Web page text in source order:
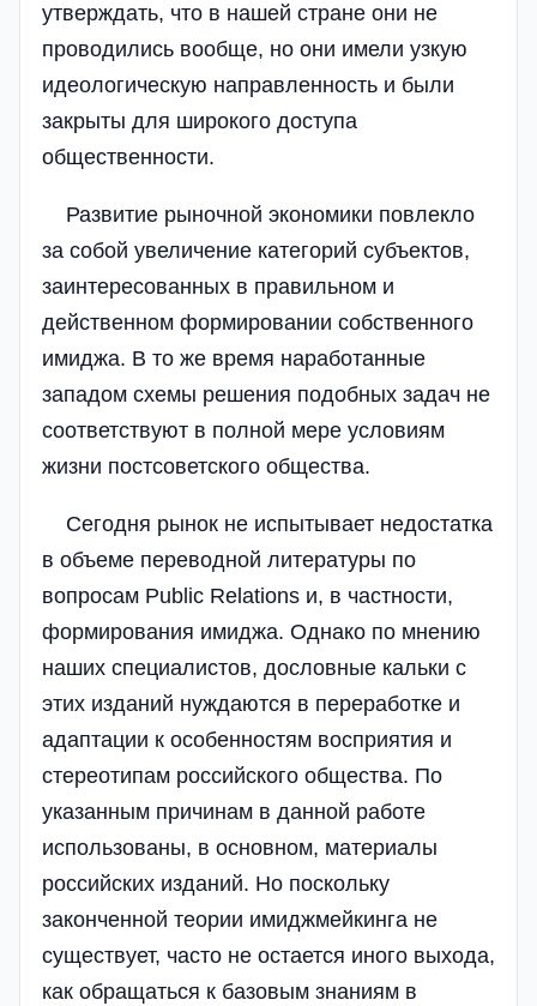
утверждать, что в нашей стране они не
проводились вообще, но они имели узкую
идеологическую направленность и были
закрыты для широкого доступа
общественности.
Развитие рыночной экономики повлекло
за собой увеличение категорий субъектов,
заинтересованных в правильном и
действенном формировании собственного
имиджа. В то же время наработанные
западом схемы решения подобных задач не
соответствуют в полной мере условиям
жизни постсоветского общества.
Сегодня рынок не испытывает недостатка
в объеме переводной литературы по
вопросам Public Relations и, в частности,
формирования имиджа. Однако по мнению
наших специалистов, дословные кальки с
этих изданий нуждаются в переработке и
адаптации к особенностям восприятия и
стереотипам российского общества. По
указанным причинам в данной работе
использованы, в основном, материалы
российских изданий. Но поскольку
законченной теории имиджмейкинга не
существует, часто не остается иного выхода,
как обращаться к базовым знаниям в